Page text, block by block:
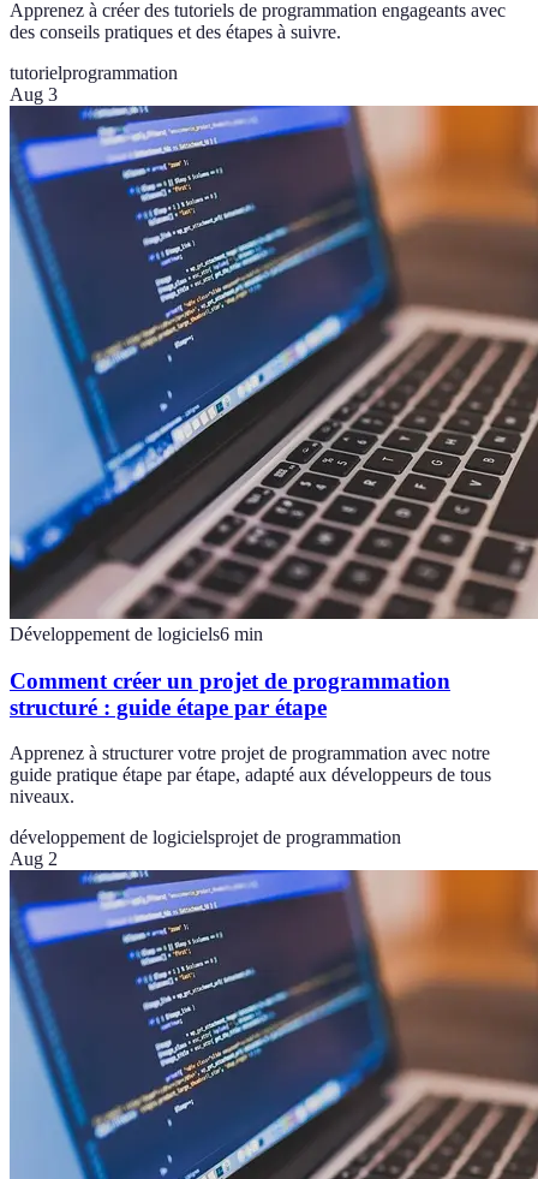
Apprenez à créer des tutoriels de programmation engageants avec
des conseils pratiques et des étapes à suivre.
tutorielprogrammation
Aug 3
Développement de logiciels6 min
Comment créer un projet de programmation
structuré : guide étape par étape
Apprenez à structurer votre projet de programmation avec notre
guide pratique étape par étape, adapté aux développeurs de tous
niveaux.
développement de logicielsprojet de programmation
Aug 2